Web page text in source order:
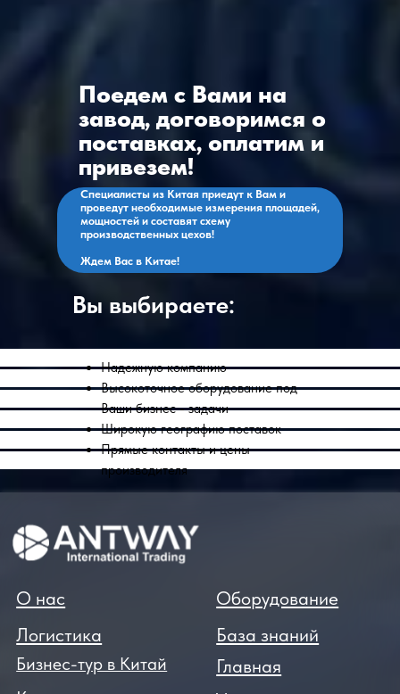
Вы выбираете:
Поедем с Вами на
завод, договоримся о
поставках, оплатим и
привезем!
Специалисты из Китая приедут к Вам и
проведут необходимые измерения площадей,
мощностей и составят схему
производственных цехов!
Ждем Вас в Китае!
Надежную компанию
Высокоточное оборудование под
Ваши бизнес - задачи
Широкую географию поставок
Прямые контакты и цены
производителя